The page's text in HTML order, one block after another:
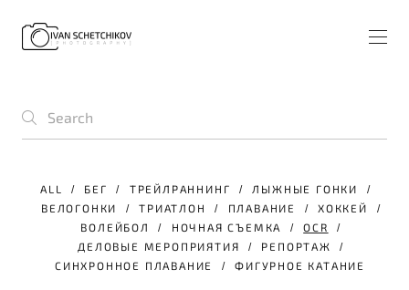
ALL БЕГ ТРЕЙЛРАННИНГ
ЛЫЖНЫЕ ГОНКИ
ВЕЛОГОНКИ
ТРИАТЛОН ПЛАВАНИЕ
ХОККЕЙ
ВОЛЕЙБОЛ
НОЧНАЯ СЪЕМКА
OCR
ДЕЛОВЫЕ МЕРОПРИЯТИЯ
РЕПОРТАЖ
СИНХРОННОЕ ПЛАВАНИЕ
ФИГУРНОЕ КАТАНИЕ